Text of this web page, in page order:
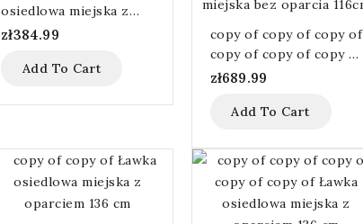
osiedlowa miejska z
oparciem 136 cm
zł384.99
Add To Cart
copy of copy of copy of
copy of copy of copy of
copy of copy of copy of
oparcia 116cm
zł689.99
Add To Cart